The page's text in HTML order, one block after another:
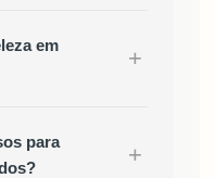
em
+
para
+